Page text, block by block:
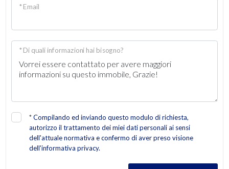
* Email
* Di quali informazioni hai bisogno?
*Compilando ed inviando questo modulo di richiesta,
autorizzo il trattamento dei miei dati personali ai sensi
dell'attuale normativa e confermo di aver preso visione
dell'informativa privacy.